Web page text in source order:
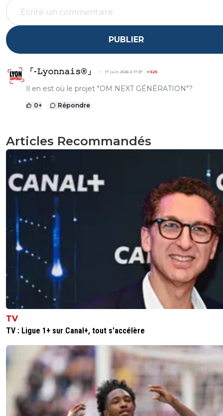
PUBLIER
「-𝙻𝚢𝚘𝚗𝚗𝚊𝚒𝚜®」 17 juin 2026 à 17:37 +525
Il en est où le projet "OM NEXT GÉNÉRATION"?
0+ Répondre
Articles Recommandés
TV
TV : Ligue 1+ sur Canal+, tout s'accélère